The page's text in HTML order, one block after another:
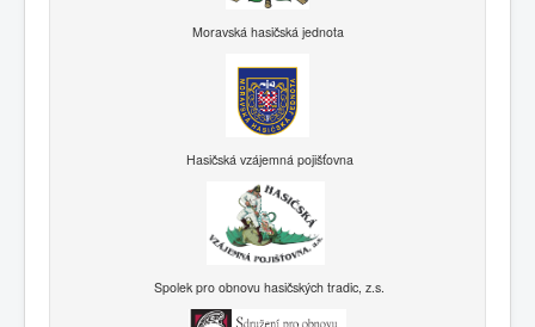
Moravská hasičská jednota
Hasičská vzájemná pojišťovna
Spolek pro obnovu hasičských tradic, z.s.